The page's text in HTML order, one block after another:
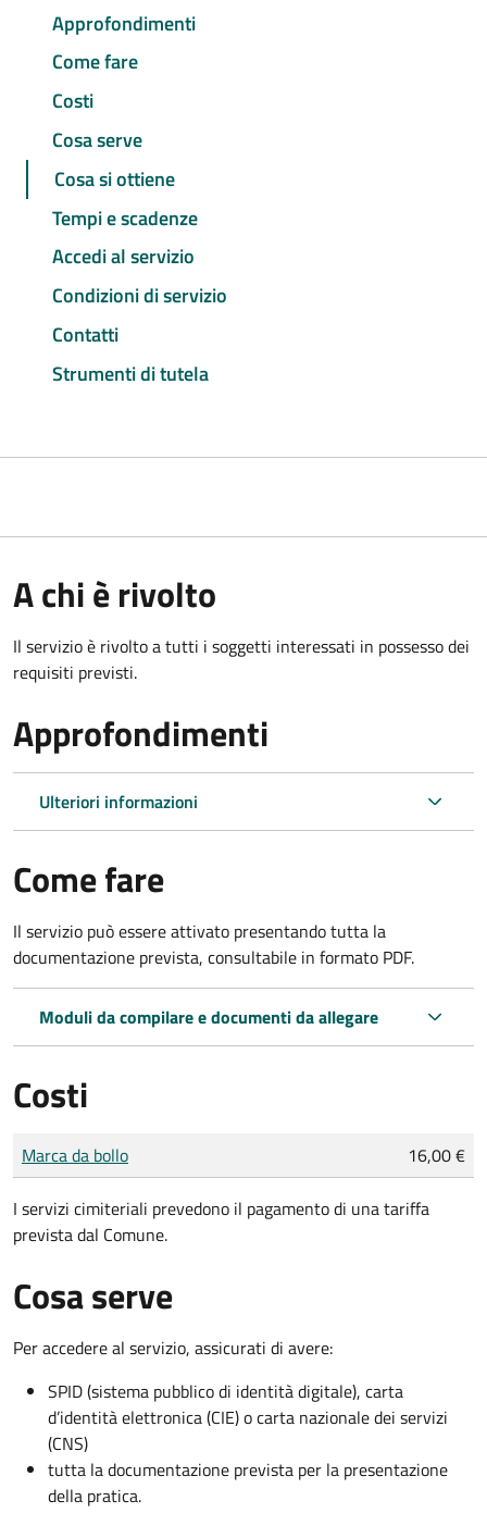
Approfondimenti
Come fare
Costi
Cosa serve
Cosa si ottiene
Tempi e scadenze
Accedi al servizio
Condizioni di servizio
Contatti
Strumenti di tutela
A chi è rivolto
Il servizio è rivolto a tutti i soggetti interessati in possesso dei
requisiti previsti.
Approfondimenti
Ulteriori informazioni
Come fare
Il servizio può essere attivato presentando tutta la
documentazione prevista, consultabile in formato PDF.
Moduli da compilare e documenti da allegare
Costi
Tipo di pagamento
Importo
Marca da bollo 16,00 €
I servizi cimiteriali prevedono il pagamento di una tariffa
prevista dal Comune.
Cosa serve
Per accedere al servizio, assicurati di avere:
SPID (sistema pubblico di identità digitale), carta
d’identità elettronica (CIE) o carta nazionale dei servizi
(CNS)
tutta la documentazione prevista per la presentazione
della pratica.